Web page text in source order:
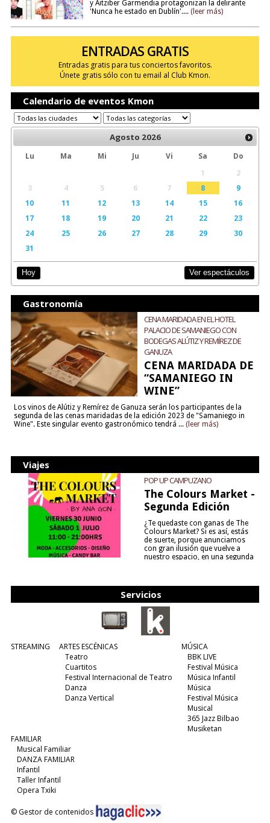
y Aitziber Garmendia protagonizan la delirante
'Nunca he estado en Dublín'.... (leer más)
ENTRADAS GRATIS
Entradas gratis para tus conciertos favoritos.
Únete gratis sólo con tu email al Club Kmon.
Calendario de eventos Kmon
Agosto 2026
Lu Ma Mi Ju Vi Sa
Do
1
2
3
4 5 6 7 8
9
10
11 12 13 14 15
16
17
18 19 20 21 22
23
24
25 26 27 28 29
30
31
Hoy Ver espectáculos
Gastronomía
CENA MARIDADA EN EL HOTEL
PALACIO DE SAMANIEGO CON
BODEGAS ALÚTIZ Y REMÍREZ DE
GANUZA
CENA MARIDADA DE
“SAMANIEGO IN
WINE”
Los vinos de Alútiz y Remírez de Ganuza serán los participantes de la
segunda de las cenas maridadas de la edición 2023 de "Samaniego in
Wine". Este singular evento gastronómico tendrá ... (leer más)
Viajes
POP UP CAMPUZANO
The Colours Market -
Segunda Edición
¿Te quedaste con ganas de The
Colours Market? Si es así, estás
de suerte, porque anunciamos
con gran ilusión que vuelve a
nuestro espacio, en una segunda
Servicios
STREAMING
ARTES ESCÉNICAS
Teatro
Cuartitos
Festival Internacional de Teatro
Danza
Danza Vertical
MÚSICA
BBK LIVE
Festival Música
Música Infantil
Música
Festival Música
Musical
365 Jazz Bilbao
Musiketan
FAMILIAR
Musical Familiar
DANZA FAMILIAR
Infantil
Taller Infantil
Opera Txiki
© Gestor de contenidos